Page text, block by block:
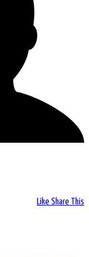
Like Share This